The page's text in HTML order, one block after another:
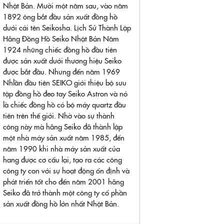
Nhật Bản. Mười một năm sau, vào năm
1892 ông bắt đầu sản xuất đồng hồ
dưới cái tên Seikosha. Lịch Sử Thành Lập
Hãng Đồng Hồ Seiko Nhật Bản Năm
1924 những chiếc đồng hồ đầu tiên
được sản xuất dưới thương hiệu Seiko
được bắt đầu. Nhưng đến năm 1969
Nhlần đầu tiên SEIKO giới thiệu bộ sưu
tập đồng hồ đeo tay Seiko Astron và nó
là chiếc đồng hồ có bộ máy quartz đầu
tiên trên thế giới. Nhờ vào sự thành
công này mà hãng Seiko đã thành lập
một nhà máy sản xuất năm 1985, đến
năm 1990 khi nhà máy sản xuất của
hang được cơ cấu lại, tạo ra các công
công ty con với sự hoạt động ổn định và
phát triển tốt cho đến năm 2001 hãng
Seiko đã trở thành một công ty cổ phần
sản xuất đồng hồ lớn nhất Nhật Bản.